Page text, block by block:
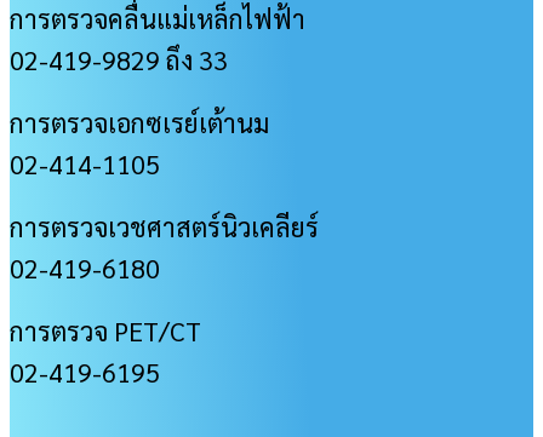
การตรวจคลื่นแม่เหล็กไฟฟ้า
02-419-9829 ถึง 33
การตรวจเอกซเรย์เต้านม
02-414-1105
การตรวจเวชศาสตร์นิวเคลียร์
02-419-6180
การตรวจ PET/CT
02-419-6195